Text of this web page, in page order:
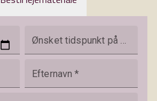
Ønsket tidspunkt på dagen
Efternavn *